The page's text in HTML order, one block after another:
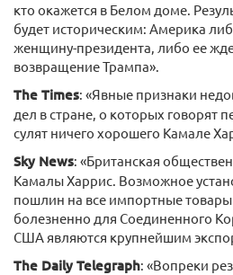
кто окажется в Белом доме.
будет историческим: Америка
женщину-президента, либо ее
возвращение Трампа».
The Times: «Явные признаки
дел в стране, о которых говорят
сулят ничего хорошего Камале
Sky News: «Британская
Камалы Харрис. Возможное
пошлин на все импортные товары
болезненно для Соединенного
США являются крупнейшим
The Daily Telegraph: «Вопреки